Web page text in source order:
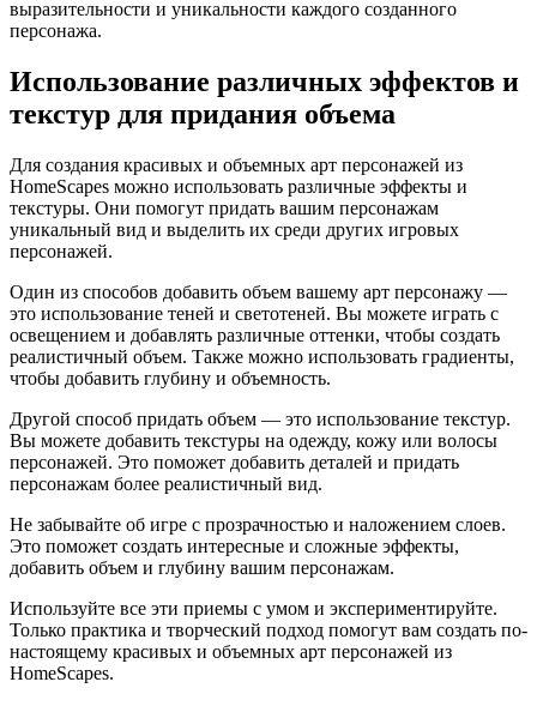
выразительности и уникальности каждого созданного
персонажа.
Использование различных эффектов и
текстур для придания объема
Для создания красивых и объемных арт персонажей из
HomeScapes можно использовать различные эффекты и
текстуры. Они помогут придать вашим персонажам
уникальный вид и выделить их среди других игровых
персонажей.
Один из способов добавить объем вашему арт персонажу —
это использование теней и светотеней. Вы можете играть с
освещением и добавлять различные оттенки, чтобы создать
реалистичный объем. Также можно использовать градиенты,
чтобы добавить глубину и объемность.
Другой способ придать объем — это использование текстур.
Вы можете добавить текстуры на одежду, кожу или волосы
персонажей. Это поможет добавить деталей и придать
персонажам более реалистичный вид.
Не забывайте об игре с прозрачностью и наложением слоев.
Это поможет создать интересные и сложные эффекты,
добавить объем и глубину вашим персонажам.
Используйте все эти приемы с умом и экспериментируйте.
Только практика и творческий подход помогут вам создать по-
настоящему красивых и объемных арт персонажей из
HomeScapes.